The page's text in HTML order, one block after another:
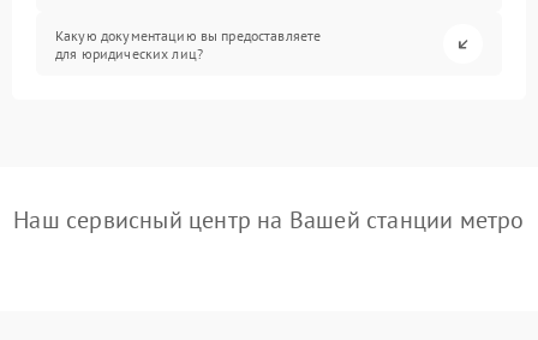
Какую документацию вы предоставляете
для юридических лиц?
Наш сервисный центр на Вашей станции метро